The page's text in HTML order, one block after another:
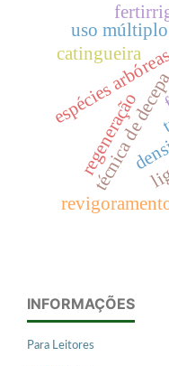
espéciestécnica de
catingueira
uso múltiplo
regeneração
INFORMAÇÕES
Para Leitores